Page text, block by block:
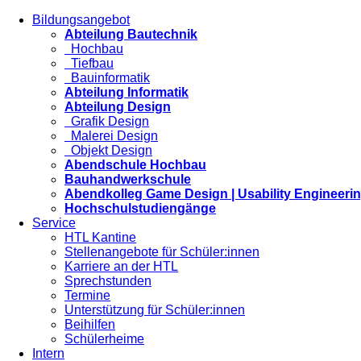
Bildungsangebot
Abteilung Bautechnik
Hochbau
Tiefbau
Bauinformatik
Abteilung Informatik
Abteilung Design
Grafik Design
Malerei Design
Objekt Design
Abendschule Hochbau
Bauhandwerkschule
Abendkolleg Game Design | Usability
Hochschulstudiengänge
Service
HTL Kantine
Stellenangebote für Schüler:innen
Karriere an der HTL
Sprechstunden
Termine
Unterstützung für Schüler:innen
Beihilfen
Schülerheime
Intern